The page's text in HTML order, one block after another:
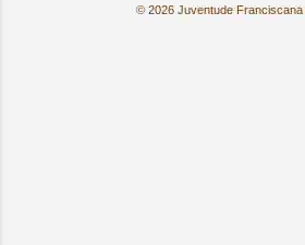
© 2026 Juventude Franciscana